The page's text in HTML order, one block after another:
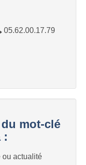
05.62.00.17.79
mot-clé
:
ou actualité